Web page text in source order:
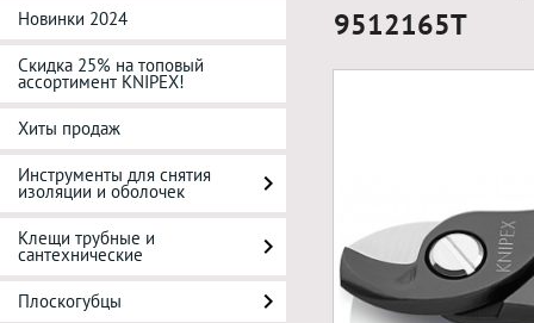
Новинки 2024
Скидка 25% на топовый
ассортимент KNIPEX!
Хиты продаж
Инструменты для снятия
изоляции и оболочек
Клещи трубные и
сантехнические
Плоскогубцы
9512165T